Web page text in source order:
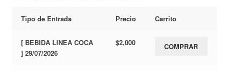
Tipo de Entrada Precio Carrito
[ BEBIDA LINEA COCA
] 29/07/2026
$2,000 COMPRAR